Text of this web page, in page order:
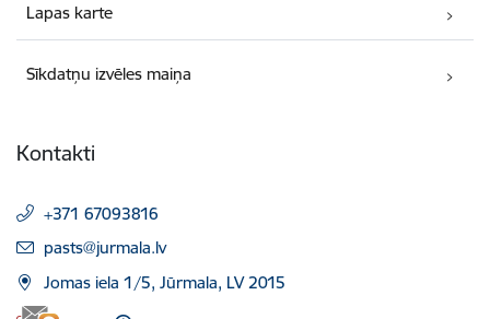
Lapas karte
Sīkdatņu izvēles maiņa
Kontakti
+371 67093816
E-pasts:
pasts@jurmala.lv
Jomas iela 1/5, Jūrmala, LV 2015